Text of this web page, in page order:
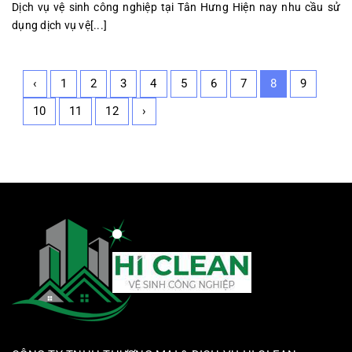
Dịch vụ vệ sinh công nghiệp tại Tân Hưng Hiện nay nhu cầu sử
dụng dịch vụ vệ[...]
‹ 1 2 3 4 5 6 7 8
9
10
11 12 ›